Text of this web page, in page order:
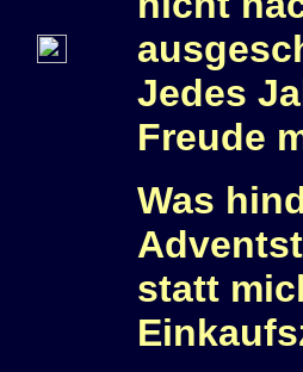
Jedes
Freude
Was
statt